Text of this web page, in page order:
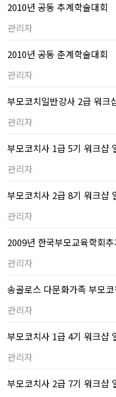
2010년 공동 추계학술대회
관리자
2010년 공동 춘계학술대회
관리자
부모코치일반강사 2급 워크
관리자
부모코치사 1급 5기 워크샵
관리자
부모코치사 2급 8기 워크샵
관리자
2009년 한국부모교육학회
관리자
송골로스 다문화가족 부모
관리자
부모코치사 1급 4기 워크샵
관리자
부모코치사 2급 7기 워크샵